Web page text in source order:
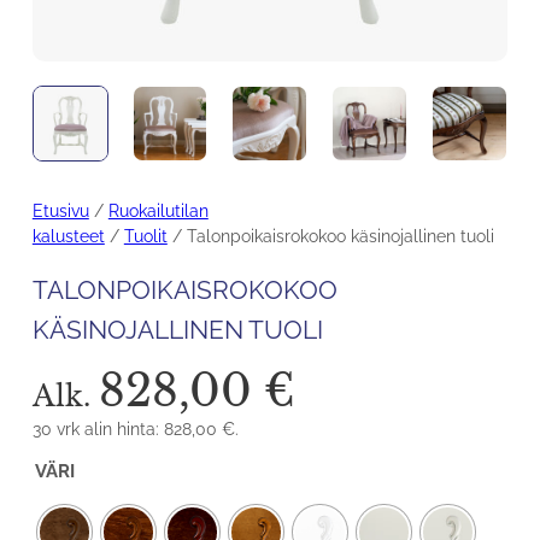
Etusivu/ Ruokailutilan
kalusteet / Tuolit / Talonpoikaisrokokoo käsinojallinen tuoli
TALONPOIKAISROKOKOO
KÄSINOJALLINEN TUOLI
Alk. 828,00 €
30 vrk alin hinta: 828,00 €.
VÄRI